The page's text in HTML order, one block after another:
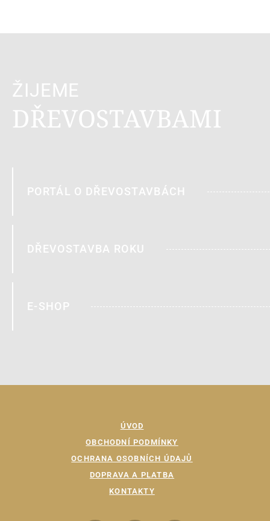
ŽIJEME
DŘEVOSTAVBAMI
PORTÁL O DŘEVOSTAVBÁCH
DŘEVOSTAVBA ROKU
E-SHOP
ÚVOD
OBCHODNÍ PODMÍNKY
OCHRANA OSOBNÍCH ÚDAJŮ
DOPRAVA A PLATBA
KONTAKTY